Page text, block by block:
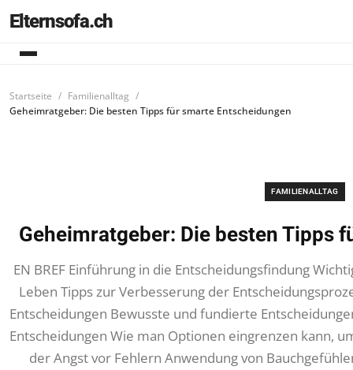
Elternsofa.ch
Startseite
Familienalltag
Geheimratgeber: Die besten Tipps für smarte Entscheidungen
FAMILIENALLTAG
Geheimratgeber: Die besten Tipps
EN BREF Einführung in die Entscheidungsfindung
Leben Tipps zur Verbesserung der
Entscheidungen Bewusste und fundierte
Entscheidungen Wie man Optionen eingrenzen kann,
der Angst vor Fehlern Anwendung von